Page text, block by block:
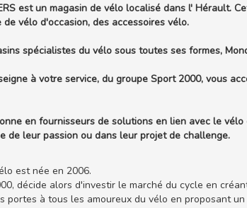
est un magasin de vélo localisé dans l' Hérault.
vélo d'occasion, des accessoires vélo.
spécialistes du vélo sous toutes ses formes,
à votre service, du groupe Sport 2000, vous
en fournisseurs de solutions en lien avec le
de leur passion ou dans leur projet de challenge.
est née en 2006.
décide alors d'investir le marché du cycle en
portes à tous les amoureux du vélo en proposant